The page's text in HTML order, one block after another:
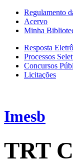
Regulamento
Acervo
Minha
Resposta
Processos
Concursos
Licitações
Imesb
TRT